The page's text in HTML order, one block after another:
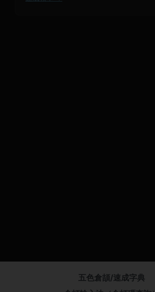
五色倉頡/速成字典